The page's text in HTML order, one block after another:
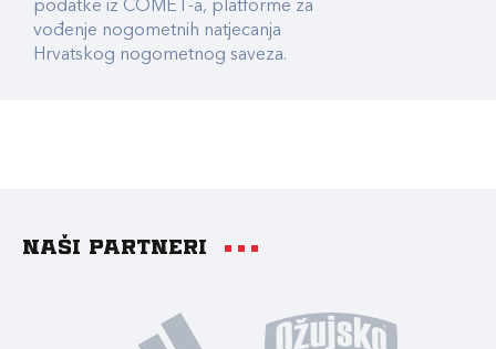
podatke iz COMET-a, platforme za
vođenje nogometnih natjecanja
Hrvatskog nogometnog saveza.
Naši partneri